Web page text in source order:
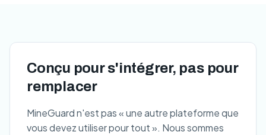
Conçu pour s'intégrer, pas pour
remplacer
MineGuard n'est pas « une autre plateforme que
vous devez utiliser pour tout ». Nous sommes